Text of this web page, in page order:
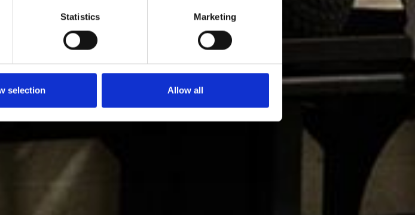
Statistics Marketing
selection Allow all
ja koulutusta.